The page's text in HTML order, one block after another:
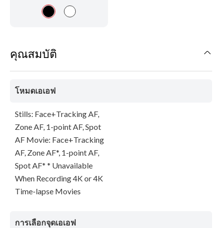
คุณสมบัติ
โหมดเอเอฟ
Stills: Face+Tracking AF,
Zone AF, 1-point AF, Spot
AF Movie: Face+Tracking
AF, Zone AF*, 1-point AF,
Spot AF* * Unavailable
When Recording 4K or 4K
Time-lapse Movies
การเลือกจุดเอเอฟ